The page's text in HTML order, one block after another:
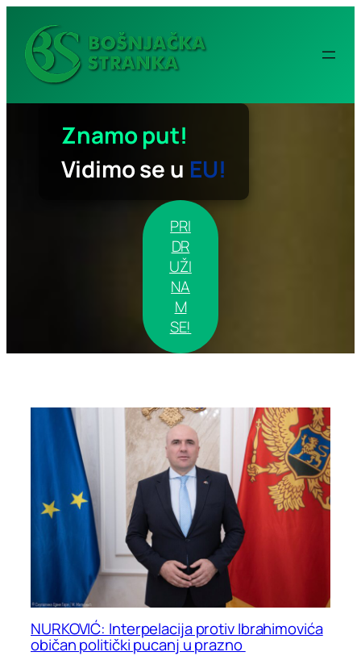
sadržaj
Znamo put!
Vidimo se u EU!
PRI
DR
UŽI
NA
M
SE!
NURKOVIĆ: Interpelacija protiv Ibrahimovića
običan politički pucanj u prazno